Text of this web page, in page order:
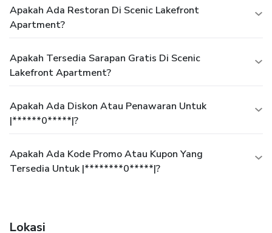
Apakah Ada Restoran Di Scenic Lakefront
Apartment?
Apakah Tersedia Sarapan Gratis Di Scenic
Lakefront Apartment?
Apakah Ada Diskon Atau Penawaran Untuk
|******0*****|?
Apakah Ada Kode Promo Atau Kupon Yang
Tersedia Untuk |********0*****|?
Lokasi